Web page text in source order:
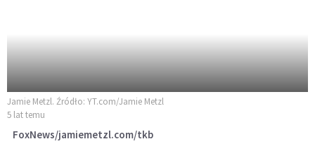
Jamie Metzl. Źródło: YT.com/Jamie Metzl
5 lat temu
FoxNews/jamiemetzl.com/tkb